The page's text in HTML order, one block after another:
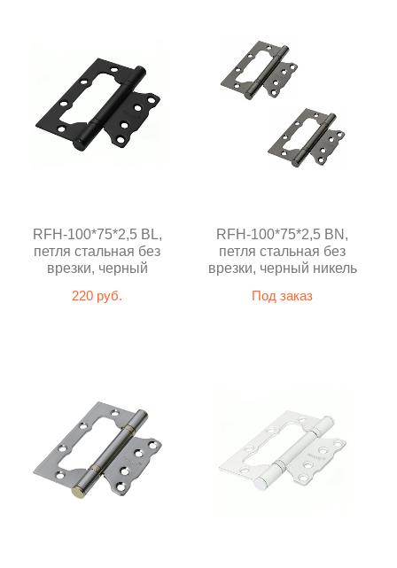
RFH-100*75*2,5 BL,
петля стальная без
врезки, черный
220 руб.
RFH-100*75*2,5 BN,
петля стальная без
врезки, черный никель
Под заказ